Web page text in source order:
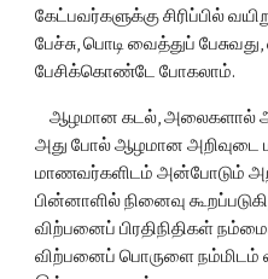
கேட்பவர்களுக்கு சிரிப்பில்
பேச்சு, பொடி வைத்துப்
பேசிக்கொண்டே போகலாம்.
    ஆழமான கடல், அலைகளால் ஆர்ப்பரிக்காது அமைதி காக்கும்.
அது போல் ஆழமான அறிவுடை
மாணவர்களிடம் அன்போடும்
பின்னாளில் நினைவு
விற்பனைப் பிரதிநிதிகள்
விற்பனைப் பொருளை நம்மிடம்